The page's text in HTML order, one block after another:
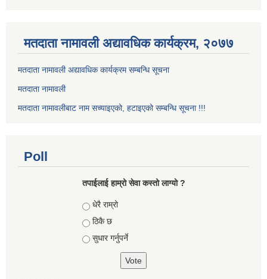
मतदाता नामावली अद्यावधिक कार्यक्रम, २०७७
मतदाता नामावली अद्यावधिक कार्यक्रम सम्बन्धि सूचना
मतदाता नामावली
मतदाता नामावलीबाट नाम सच्याइएको, हटाइएको सम्बन्धि सूचना !!!
Poll
तपाईलाई हाम्रो सेवा कस्तो लाग्यो ?
Choices
धेरै राम्रो
ठिकै छ
सुधार गर्नुपर्ने